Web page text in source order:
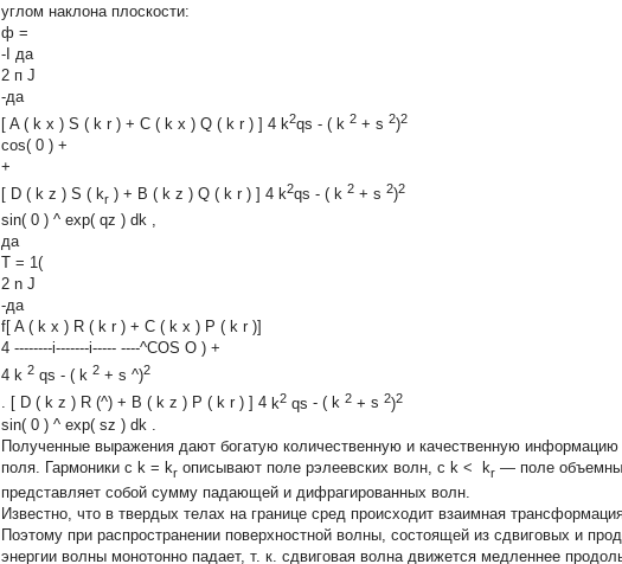
углом наклона плоскости:
ф =
-I да
2 п J
-да
[ A ( k x ) S ( k r ) + C ( k x ) Q ( k r ) ] 4 k2qs - ( k 2 + s 2)2
cos( 0 ) +
+
[ D ( k z ) S ( kr ) + B ( k z ) Q ( k r ) ] 4 k2qs - ( k 2 + s 2)2
sin( 0 ) ^ exp( qz ) dk
да
T = 1(
2 n J
-да
f[ A ( k x ) R ( k r ) + C ( k x ) P ( k r )]
4 --------i-------i----- ----^COS O ) +
4 k 2 qs - ( k 2 + s ^)2
. [ D ( k z ) R (^) + B ( k z ) P ( k r ) ] 4 k2 qs - ( k 2 + s 2)2
sin( 0 ) ^ exp( sz ) dk
Полученные выражения дают богатую количественную и качественную информацию
поля. Гармоники с k = kr описывают поле рэлеевских волн, с k < kr — поле
представляет собой сумму падающей и дифрагированных волн.
Известно, что в твердых телах на границе сред происходит взаимная
Поэтому при распространении поверхностной волны, состоящей из сдвиговых и
энергии волны монотонно падает, т. к. сдвиговая волна движется медленнее